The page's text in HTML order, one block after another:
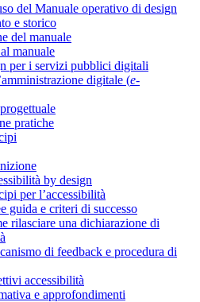
del Manuale operativo di design
e storico
del manuale
manuale
per i servizi pubblici digitali
digitale (e-
pratiche
by design
per l’accessibilità
guida e criteri di successo
rilasciare una dichiarazione di
di feedback e procedura di
accessibilità
e approfondimenti